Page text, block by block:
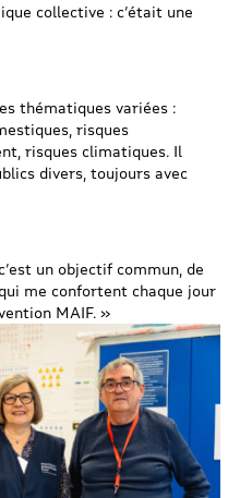
collective : c’était une
thématiques variées :
risques
risques climatiques. Il
divers, toujours avec
un objectif commun, de
me confortent chaque jour
MAIF. »